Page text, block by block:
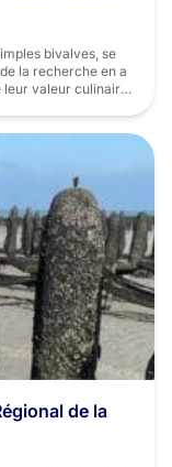
bivalves, se
la recherche en a
leur valeur culinaire,
de la